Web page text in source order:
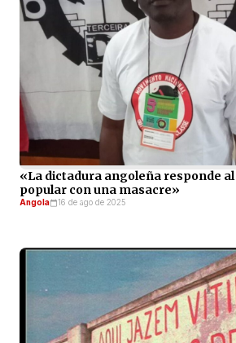
«La dictadura angoleña responde
popular con una masacre»
Angola 16 de ago de 2025